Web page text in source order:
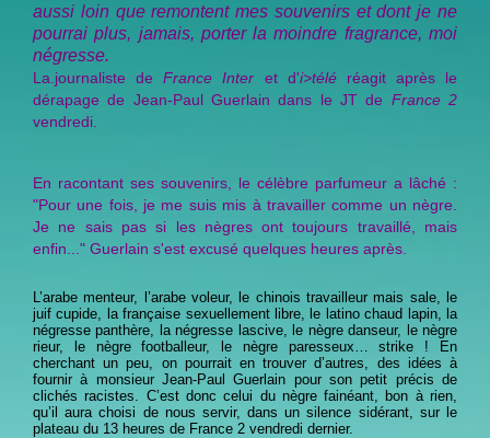
aussi loin que remontent mes souvenirs et dont je ne
pourrai plus, jamais, porter la moindre fragrance, moi
négresse.
La.journaliste deFrance Inter et d'i>téléréagit après le
dérapage de Jean-Paul Guerlain dans le JT de France 2
vendredi.
En racontant ses souvenirs, le célèbre parfumeur a lâché :
"Pour une fois, je me suis mis à travailler comme un nègre.
Je ne sais pas si les nègres ont toujours travaillé, mais
enfin... " Guerlain s'est excusé quelques heures après.
L’arabe menteur, l’arabe voleur, le chinois travailleur mais sale, le
juif cupide, la française sexuellement libre, le latino chaud lapin, la
négresse panthère, la négresse lascive, le nègre danseur, le nègre
rieur, le nègre footballeur, le nègre paresseux… strike ! En
cherchant un peu, on pourrait en trouver d’autres, des idées à
fournir à monsieur Jean-Paul Guerlain pour son petit précis de
clichés racistes. C’est donc celui du nègre fainéant, bon à rien,
qu’il aura choisi de nous servir, dans un silence sidérant, sur le
plateau du 13 heures de France 2 vendredi dernier.